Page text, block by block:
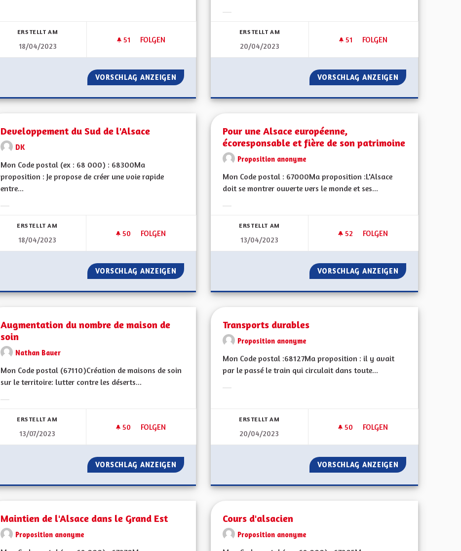
ERSTELLT AM
18/04/2023
51 51 FOLLOWER
FOLGEN
L'ATTRACTIVITÉ DES MÉTIERS DU SOCIAL
VORSCHLAG ANZEIGEN L'ATTRACTIVITÉ DES MÉTIERS DU SOCIAL
ERSTELLT AM
20/04/2023
51 51 FOLLOWER
FOLGEN
PROTECTION DE LA NAPPE
VORSCHLAG ANZEIGEN PROTECTION
Developpement du Sud de l'Alsace
DK
Mon Code postal (ex : 68 000) : 68300Ma
proposition : Je propose de créer une voie rapide
entre...
ERSTELLT AM
18/04/2023
50 50 FOLLOWER
FOLGEN
DEVELOPPEMENT DU SUD DE L'ALSACE
VORSCHLAG ANZEIGEN DEVELOPPEMENT DU SUD DE L'ALSACE
Pour une Alsace européenne,
écoresponsable et fière de son patrimoine
Proposition anonyme
Mon Code postal : 67000Ma proposition :L'Alsace
doit se montrer ouverte vers le monde et ses...
ERSTELLT AM
13/04/2023
52 52 FOLLOWER
FOLGEN
POUR UNE ALSACE
VORSCHLAG ANZEIGEN POUR UNE
Augmentation du nombre de maison de
soin
Nathan Bauer
Mon Code postal (67110) Création de maisons de soin
sur le territoire: lutter contre les déserts...
ERSTELLT AM
13/07/2023
50 50 FOLLOWER
FOLGEN
AUGMENTATION DU NOMBRE DE MAISON DE SOIN
VORSCHLAG ANZEIGEN AUGMENTATION DU NOMBRE DE MAISON DE SOIN
Transports durables
Proposition anonyme
Mon Code postal :68127Ma proposition : il y avait
par le passé le train qui circulait dans toute...
ERSTELLT AM
20/04/2023
50 50 FOLLOWER
FOLGEN
TRANSPORTS DURABLES
VORSCHLAG ANZEIGEN TRANSPORTS
Maintien de l'Alsace dans le Grand Est
Proposition anonyme
Cours d'alsacien
Proposition anonyme